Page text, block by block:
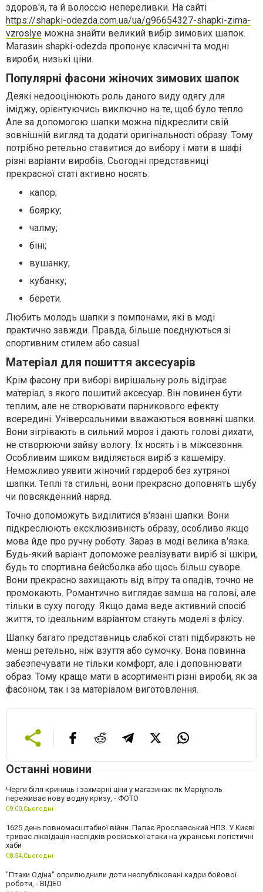
здоров'я, та й волоссю непереливки. На сайті
https://shapki-odezda.com.ua/ua/g96654327-shapki-zima-
vzroslye можна знайти великий вибір зимових шапок.
Магазин shapki-odezda пропонує класичні та модні
вироби, низькі ціни.
Популярні фасони жіночих зимових шапок
Деякі недооцінюють роль даного виду одягу для
іміджу, орієнтуючись виключно на те, щоб було тепло.
Але за допомогою шапки можна підкреслити свій
зовнішній вигляд та додати оригінальності образу. Тому
потрібно ретельно ставитися до вибору і мати в шафі
різні варіанти виробів. Сьогодні представниці
прекрасної статі активно носять:
капор;
боярку;
чалму;
біні;
вушанку;
кубанку;
берети.
Любить молодь шапки з помпонами, які в моді
практично завжди. Правда, більше поєднуються зі
спортивним стилем або casual.
Матеріал для пошиття аксесуарів
Крім фасону при виборі вирішальну роль відіграє
матеріал, з якого пошитий аксесуар. Він повинен бути
теплим, але не створювати парникового ефекту
всередині. Універсальними вважаються вовняні шапки.
Вони зігрівають в сильний мороз і дають голові дихати,
не створюючи зайву вологу. Їх носять і в міжсезоння.
Особливим шиком виділяється виріб з кашеміру.
Неможливо уявити жіночий гардероб без хутряної
шапки. Теплі та стильні, вони прекрасно доповнять шубу
чи повсякденний наряд.
Точно допоможуть виділитися в'язані шапки. Вони
підкреслюють ексклюзивність образу, особливо якщо
мова йде про ручну роботу. Зараз в моді велика в'язка.
Будь-який варіант допоможе реалізувати виріб зі шкіри,
будь то спортивна бейсболка або щось більш суворе.
Вони прекрасно захищають від вітру та опадів, точно не
промокають. Романтично виглядає замша на голові, але
тільки в суху погоду. Якщо дама веде активний спосіб
життя, то ідеальним варіантом стануть моделі з флісу.
Шапку багато представниць слабкої статі підбирають не
менш ретельно, ніж взуття або сумочку. Вона повинна
забезпечувати не тільки комфорт, але і доповнювати
образ. Тому краще мати в асортименті різні вироби, як за
фасоном, так і за матеріалом виготовлення.
Останні новини
Черги біля криниць і захмарні ціни у магазинах: як Маріуполь
переживає нову водну кризу, - ФОТО
09:00,Сьогодні
1625 день повномасштабної війни. Палає Ярославський НПЗ. У Києві
триває ліквідація наслідків російської атаки на українські логістичні
хаби
08:54,Сьогодні
"Птахи Одіна" оприлюднили доти неопубліковані кадри бойової
роботи, - ВІДЕО